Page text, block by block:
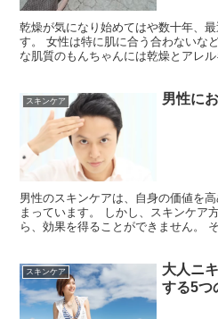
乾燥が気になり始めてはや数十年、
す。 女性は特に肌に合う合わないな
な肌質のもんちゃんには乾燥とアレ
スキンケア 男性に
男性のスキンケアは、自身の価値を
まっています。 しかし、スキンケア
ら、効果を得ることができません。
スキンケア
大人ニ
する5つ